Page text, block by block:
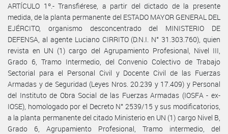
ARTÍCULO 1º.- Transfiérese, a partir del dictado de la presente
medida, de la planta permanente del ESTADO MAYOR GENERAL DEL
EJÉRCITO, organismo desconcentrado del MINISTERIO DE
DEFENSA, al agente Luciano CIRRITO (D.N.I. N° 31.303.760), quien
revista en UN (1) cargo del Agrupamiento Profesional, Nivel III,
Grado 6, Tramo Intermedio, del Convenio Colectivo de Trabajo
Sectorial para el Personal Civil y Docente Civil de las Fuerzas
Armadas y de Seguridad (Leyes Nros. 20.239 y 17.409) y Personal
del Instituto de Obra Social de las Fuerzas Armadas (IOSFA - ex-
IOSE), homologado por el Decreto N° 2539/15 y sus modificatorios,
a la planta permanente del citado Ministerio en UN (1) cargo Nivel B,
Grado 6, Agrupamiento Profesional, Tramo intermedio, del